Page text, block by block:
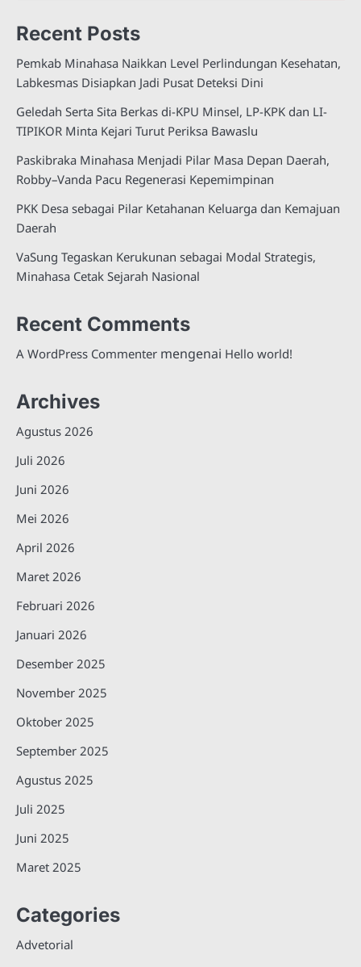
Recent Posts
Pemkab Minahasa Naikkan Level Perlindungan Kesehatan,
Labkesmas Disiapkan Jadi Pusat Deteksi Dini
Geledah Serta Sita Berkas di-KPU Minsel, LP-KPK dan LI-
TIPIKOR Minta Kejari Turut Periksa Bawaslu
Paskibraka Minahasa Menjadi Pilar Masa Depan Daerah,
Robby–Vanda Pacu Regenerasi Kepemimpinan
PKK Desa sebagai Pilar Ketahanan Keluarga dan Kemajuan
Daerah
VaSung Tegaskan Kerukunan sebagai Modal Strategis,
Minahasa Cetak Sejarah Nasional
Recent Comments
A WordPress Commenter mengenai Hello world!
Archives
Agustus 2026
Juli 2026
Juni 2026
Mei 2026
April 2026
Maret 2026
Februari 2026
Januari 2026
Desember 2025
November 2025
Oktober 2025
September 2025
Agustus 2025
Juli 2025
Juni 2025
Maret 2025
Categories
Advetorial